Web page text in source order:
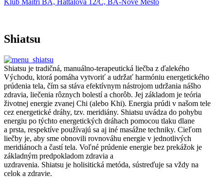
Shiatsu
Shiatsu je tradičná, manuálno-terapeutická liečba z ďalekého
Východu, ktorá pomáha vytvoriť a udržať harmóniu energetického
prúdenia tela, čím sa stáva efektívnym nástrojom udržania nášho
zdravia, liečenia rôznych bolestí a chorôb. Jej základom je teória
životnej energie zvanej Chi (alebo Khi). Energia prúdi v našom tele
cez energetické dráhy, tzv. meridiány. Shiatsu uvádza do pohybu
energiu po týchto energetických dráhach pomocou tlaku dlane
a prsta, respektíve používajú sa aj iné masážne techniky. Cieľom
liečby je, aby sme obnovili rovnováhu energie v jednotlivých
meridiánoch a častí tela. Voľné prúdenie energie bez prekážok je
základným predpokladom zdravia a
uzdravenia. Shiatsu je holisitická metóda, sústreďuje sa vždy na
celok a zdravie.